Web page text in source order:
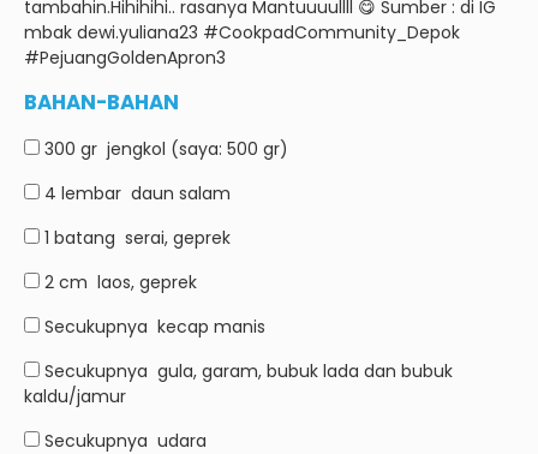
tambahin.Hihihihi.. rasanya Mantuuuullll 😋 Sumber : di IG
mbak dewi.yuliana23 #CookpadCommunity_Depok
#PejuangGoldenApron3
BAHAN-BAHAN
300 gr jengkol (saya: 500 gr)
4 lembar daun salam
1 batang serai, geprek
2 cm laos, geprek
Secukupnya kecap manis
Secukupnya gula, garam, bubuk lada dan bubuk
kaldu/jamur
Secukupnya udara